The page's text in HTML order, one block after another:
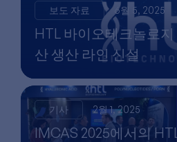
보도 자료 6월 5, 2025
HTL 바이오테크놀로
산 생산 라인 신설
기사 2월 1, 2025
IMCAS 2025에서의